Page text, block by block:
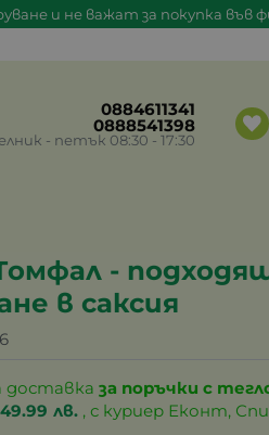
и не важат за покупка във
0884611341
0888541398
- петък 08:30 - 17:30
-
в саксия
доставказа поръчки с
лв. , с куриер Еконт,